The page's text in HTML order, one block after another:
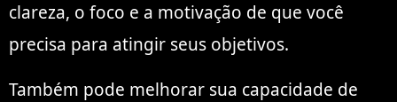
clareza, o foco e a motivação de que você
precisa para atingir seus objetivos.
Também pode melhorar sua capacidade de